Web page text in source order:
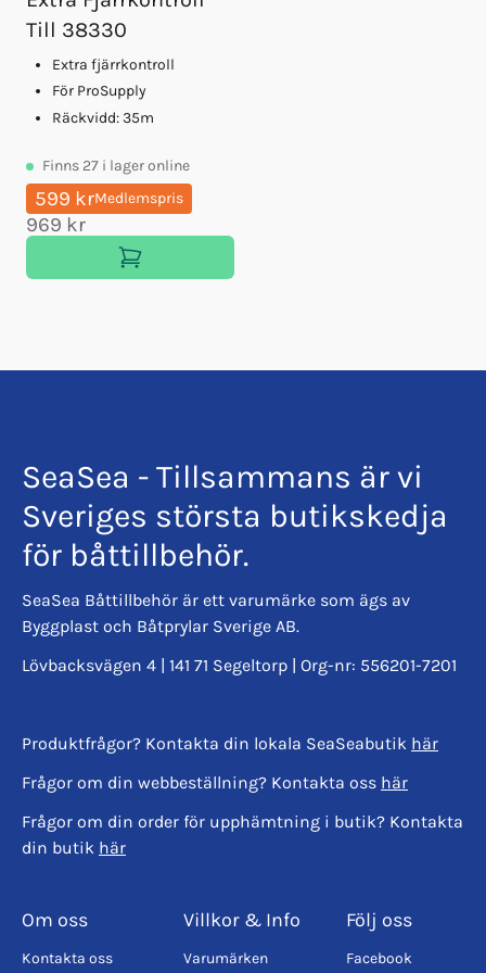
Till 38330
Extra fjärrkontroll
För ProSupply
Räckvidd: 35m
Finns 27 i lager online
599 krMedlemspris
969 kr
SeaSea - Tillsammans är vi
Sveriges största butikskedja
för båttillbehör.
SeaSea Båttillbehör är ett varumärke som ägs av
Byggplast och Båtprylar Sverige AB.
Lövbacksvägen 4 | 141 71 Segeltorp | Org-nr: 556201-7201
Produktfrågor? Kontakta din lokala SeaSeabutik här
Frågor om din webbeställning? Kontakta oss här
Frågor om din order för upphämtning i butik? Kontakta
din butik här
Om oss
Kontakta oss
Villkor & Info
Varumärken
Följ oss
Facebook